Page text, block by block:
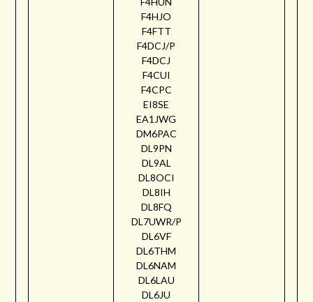
F4HJO
F4FTT
F4DCJ/P
F4DCJ
F4CUI
F4CPC
EI8SE
EA1JWG
DM6PAC
DL9PN
DL9AL
DL8OCI
DL8IH
DL8FQ
DL7UWR/P
DL6VF
DL6THM
DL6NAM
DL6LAU
DL6JU